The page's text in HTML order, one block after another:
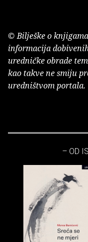
© Bilješke o
informacija
uredničke obrade
kao takve ne smiju
uredništvom portala.
– OD